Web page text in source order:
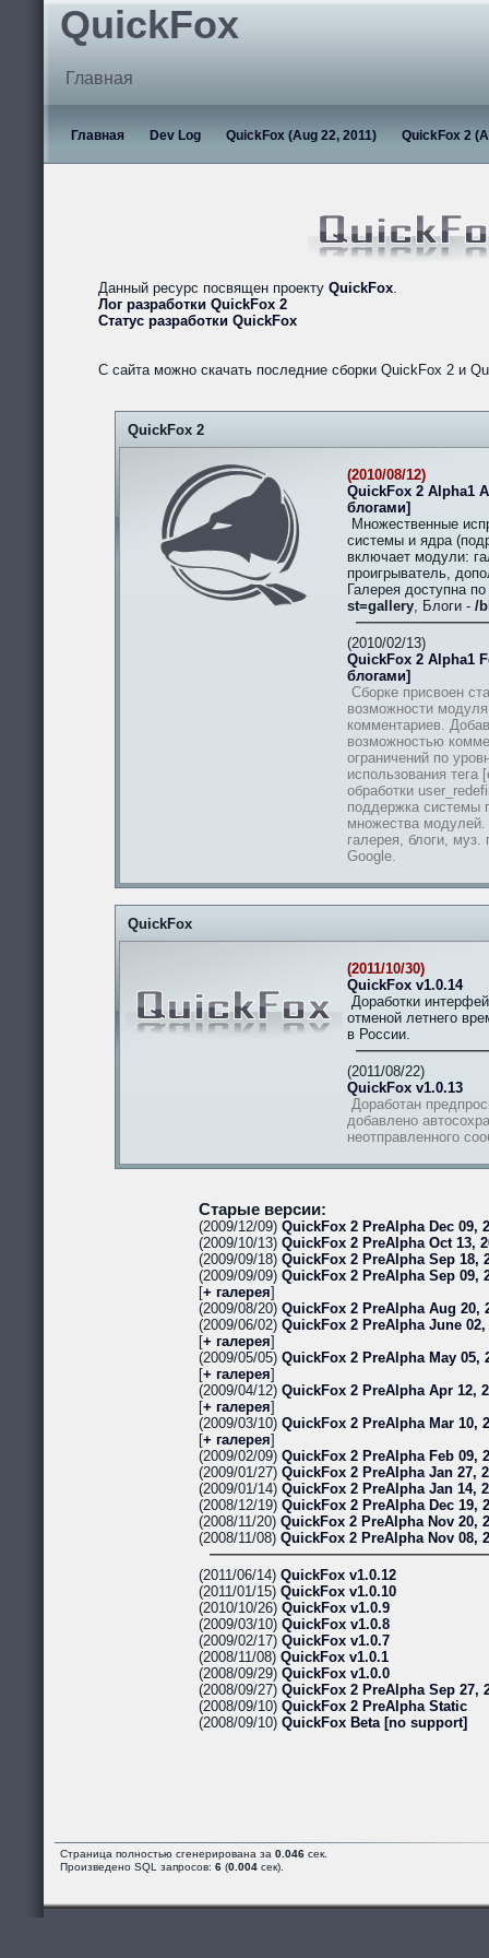
QuickFox
Главная
Главная Dev Log QuickFox (Aug 22, 2011) QuickFox 2
Данный ресурс посвящен проекту QuickFox.
Лог разработки QuickFox 2
Статус разработки QuickFox
С сайта можно скачать последние сборки QuickFox 2 и
QuickFox 2
(2010/08/12)
QuickFox 2 Alpha1
блогами]
Множественные
системы и ядра
включает модули:
проигрыватель,
Галерея доступна
st=gallery, Блоги - /
(2010/02/13)
QuickFox 2 Alpha1
блогами]
Сборке присвоен
возможности
комментариев.
возможностью
ограничений по
использования тега
обработки
поддержка системы
множества
галерея, блоги, муз.
Google.
QuickFox
(2011/10/30)
QuickFox v1.0.14
Доработки
отменой летнего
в России.
(2011/08/22)
QuickFox v1.0.13
Доработан
добавлено
неотправленного
Старые версии:
(2009/12/09) QuickFox 2 PreAlpha Dec 09,
(2009/10/13) QuickFox 2 PreAlpha Oct 13,
(2009/09/18) QuickFox 2 PreAlpha Sep 18,
(2009/09/09) QuickFox 2 PreAlpha Sep 09,
[+ галерея]
(2009/08/20) QuickFox 2 PreAlpha Aug 20,
(2009/06/02) QuickFox 2 PreAlpha June 02,
[+ галерея]
(2009/05/05) QuickFox 2 PreAlpha May 05,
[+ галерея]
(2009/04/12) QuickFox 2 PreAlpha Apr 12,
[+ галерея]
(2009/03/10) QuickFox 2 PreAlpha Mar 10,
[+ галерея]
(2009/02/09) QuickFox 2 PreAlpha Feb 09,
(2009/01/27) QuickFox 2 PreAlpha Jan 27,
(2009/01/14) QuickFox 2 PreAlpha Jan 14,
(2008/12/19) QuickFox 2 PreAlpha Dec 19,
(2008/11/20) QuickFox 2 PreAlpha Nov 20,
(2008/11/08) QuickFox 2 PreAlpha Nov 08,
(2011/06/14) QuickFox v1.0.12
(2011/01/15) QuickFox v1.0.10
(2010/10/26) QuickFox v1.0.9
(2009/03/10) QuickFox v1.0.8
(2009/02/17) QuickFox v1.0.7
(2008/11/08) QuickFox v1.0.1
(2008/09/29) QuickFox v1.0.0
(2008/09/27) QuickFox 2 PreAlpha Sep 27,
(2008/09/10) QuickFox 2 PreAlpha Static
(2008/09/10) QuickFox Beta [no support]
Страница полностью сгенерирована за 0.046 сек.
Произведено SQL запросов: 6 (0.004 сек).